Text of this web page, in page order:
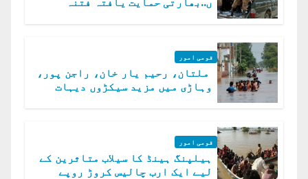
قومی امور
ملتان، رحیم یار خان، راجن پور،
وہاڑی میں مزید سیکڑوں دیہات
قومی امور
ہیلپنگ ہینڈ کا سیلاب متاثرین کے
لیے ایک ارب چالیس کروڑ روپے